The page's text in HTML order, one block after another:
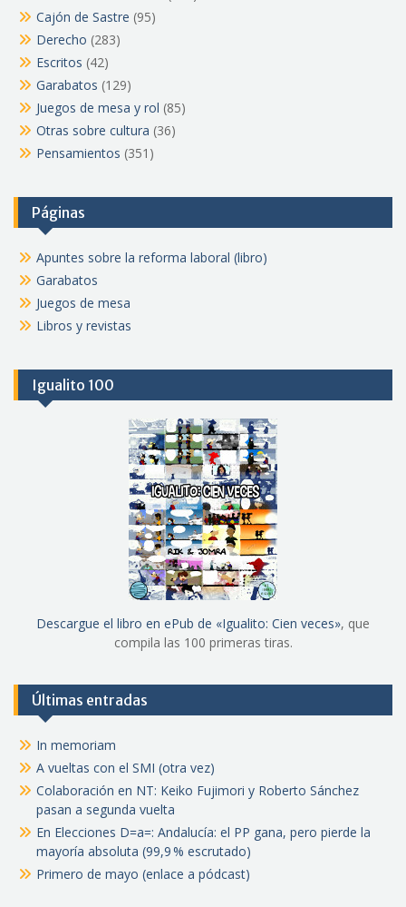
Cajón de Sastre (95)
Derecho (283)
Escritos (42)
Garabatos (129)
Juegos de mesa y rol (85)
Otras sobre cultura (36)
Pensamientos (351)
Páginas
Apuntes sobre la reforma laboral (libro)
Garabatos
Juegos de mesa
Libros y revistas
Igualito 100
Descargue el libro en ePub de «Igualito: Cien veces», que
compila las 100 primeras tiras.
Últimas entradas
In memoriam
A vueltas con el SMI (otra vez)
Colaboración en NT: Keiko Fujimori y Roberto Sánchez
pasan a segunda vuelta
En Elecciones D=a=: Andalucía: el PP gana, pero pierde la
mayoría absoluta (99,9 % escrutado)
Primero de mayo (enlace a pódcast)